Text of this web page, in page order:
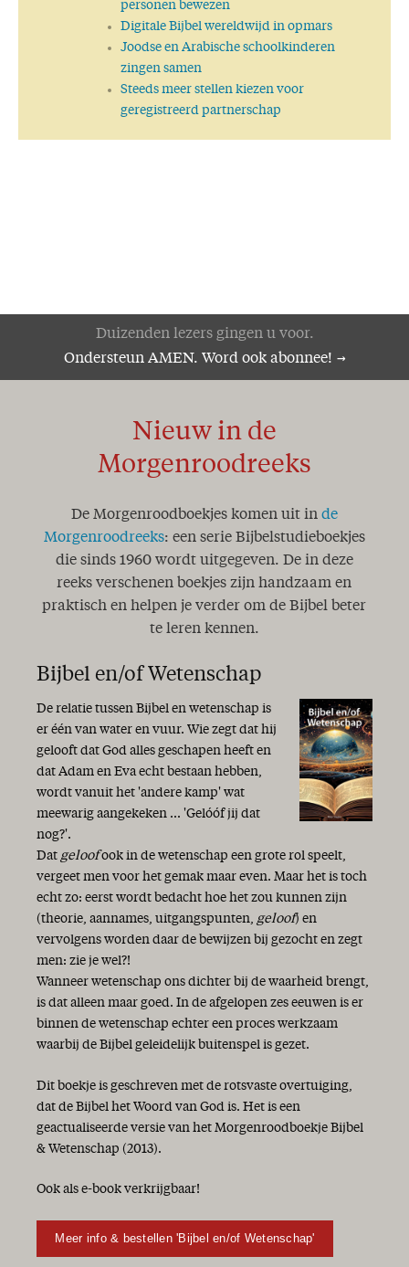
personen bewezen
Digitale Bijbel wereldwijd in opmars
Joodse en Arabische schoolkinderen
zingen samen
Steeds meer stellen kiezen voor
geregistreerd partnerschap
Duizenden lezers gingen u voor.
Ondersteun AMEN. Word ook abonnee!
Nieuw in de
Morgenroodreeks
De Morgenroodboekjes komen uit in de
Morgenroodreeks: een serie Bijbelstudieboekjes
die sinds 1960 wordt uitgegeven. De in deze
reeks verschenen boekjes zijn handzaam en
praktisch en helpen je verder om de Bijbel beter
te leren kennen.
Bijbel en/of Wetenschap
De relatie tussen Bijbel en wetenschap is
er één van water en vuur. Wie zegt dat hij
gelooft dat God alles geschapen heeft en
dat Adam en Eva echt bestaan hebben,
wordt vanuit het 'andere kamp' wat
meewarig aangekeken ... 'Gelóóf jij dat
nog?'.
Dat geloofook in de wetenschap een grote rol speelt,
vergeet men voor het gemak maar even. Maar het is toch
echt zo: eerst wordt bedacht hoe het zou kunnen zijn
(theorie, aannames, uitgangspunten, geloof) en
vervolgens worden daar de bewijzen bij gezocht en zegt
men: zie je wel?!
Wanneer wetenschap ons dichter bij de waarheid brengt,
is dat alleen maar goed. In de afgelopen zes eeuwen is er
binnen de wetenschap echter een proces werkzaam
waarbij de Bijbel geleidelijk buitenspel is gezet.
Dit boekje is geschreven met de rotsvaste overtuiging,
dat de Bijbel het Woord van God is. Het is een
geactualiseerde versie van het Morgenroodboekje Bijbel
& Wetenschap (2013).
Ook als e-book verkrijgbaar!
Meer info & bestellen 'Bijbel en/of Wetenschap'